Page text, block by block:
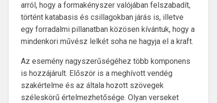
arról, hogy a formakényszer valójában felszabadít,
történt katabasis és csillagokban járás is, illetve
egy forradalmi pillanatban közösen kívántuk, hogy a
mindenkori művész lelkét soha ne hagyja el a kraft.
Az esemény nagyszerűségéhez több komponens
is hozzájárult. Először is a meghívott vendég
szakértelme és az általa hozott szövegek
széleskörű értelmezhetősége. Olyan verseket